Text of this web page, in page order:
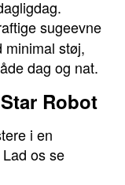
sugeevne
minimal støj,
dag og nat.
Robot
i en
os se